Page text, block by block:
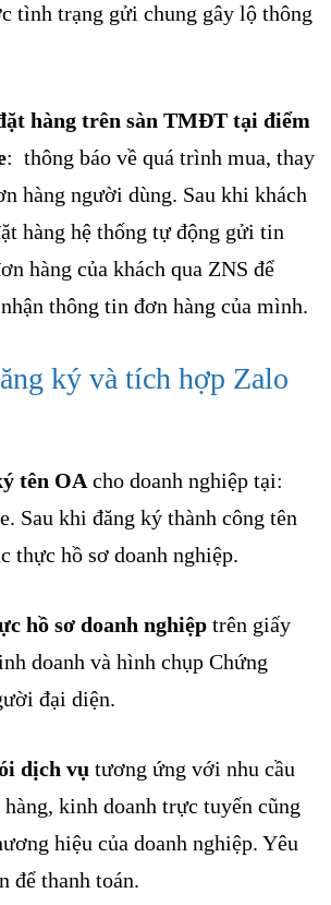
tình trạng gửi chung gây lộ thông
hàng trên sàn TMĐT tại điểm
: thông báo về quá trình mua, thay
hàng người dùng. Sau khi khách
hàng hệ thống tự động gửi tin
hàng của khách qua ZNS để
thông tin đơn hàng của mình.
ký và tích hợp Zalo
tên OA cho doanh nghiệp tại:
Sau khi đăng ký thành công tên
thực hồ sơ doanh nghiệp.
hồ sơ doanh nghiệp trên giấy
doanh và hình chụp Chứng
đại diện.
dịch vụ tương ứng với nhu cầu
hàng, kinh doanh trực tuyến cũng
hiệu của doanh nghiệp. Yêu
để thanh toán.